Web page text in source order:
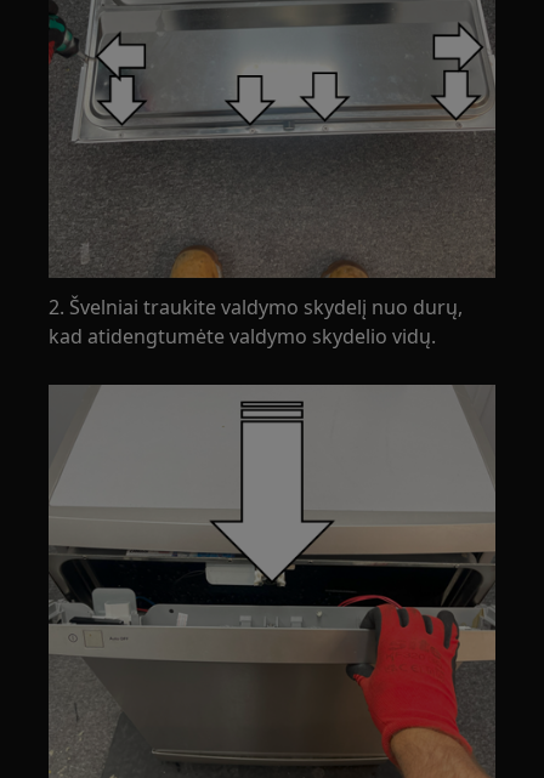
2. Švelniai traukite valdymo skydelį nuo durų,
kad atidengtumėte valdymo skydelio vidų.